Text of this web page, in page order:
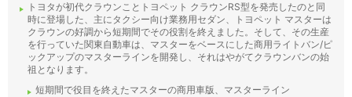
トヨタが初代クラウンことトヨペット クラウンRS型を発売したのと同
時に登場した、主にタクシー向け業務用セダン、トヨペット マスターは
クラウンの好調から短期間でその役割を終えました。そして、その生産
を行っていた関東自動車は、マスターをベースにした商用ライトバン/ピ
ックアップのマスターラインを開発し、それはやがてクラウンバンの始
祖となります。
短期間で役目を終えたマスターの商用車版、マスターライン